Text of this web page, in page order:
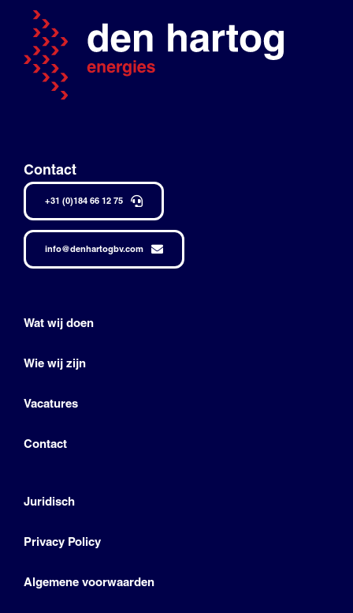
Contact
+31 (0)184 66 12 75
info@denhartogbv.com
Wat wij doen
Wie wij zijn
Vacatures
Contact
Juridisch
Privacy Policy
Algemene voorwaarden